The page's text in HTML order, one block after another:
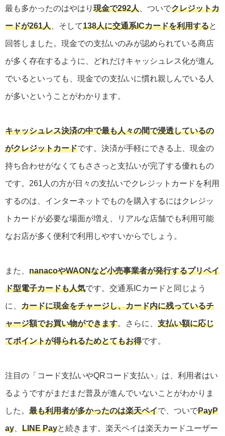
最も多かったのはやはり 現金で292人 、ついでクレジットカ
ードが261人 、そして138人に交通系ICカードを利用すると
回答しました。現金での支払いのみが認められている商店
が多く存在するように、どれだけキャッシュレス化が進ん
でいるといっても、現金での支払いに慣れ親しんでいる人
が多いということがわかります。
キャッシュレス決済の中で最も人々の間で浸透しているの
がクレジットカードです。決済が手軽にできる上、現金の
持ち合わせがなくてもささっと支払いが完了する優れもの
です。261人の方が日々の支払いでクレジットカードを利用
するのは、インターネットでものを購入するにはクレジッ
トカードが必要な場面が増え、リアルな店舗でも利用可能
なお店が多く便利で利用しやすいからでしょう。
また、 nanacoやWAONなど小売事業者が発行するプリペイ
ド型電子カードも人気です。交通系ICカードと同じよう
に、 カードに現金をチャージし、カード内に残っているチ
ャージ額でお買い物ができます。さらに、 支払い額に応じ
てポイントが得られるためとてもお得です。
注目の「コード支払いやQRコード支払い」は、利用者はい
るようですがまだまだ普及が進んでいないことがわかりま
した。 最も利用者が多かったのは楽天ペイで、ついでPayP
ay LINE Payと続きます。楽天ペイは楽天カードユーザー